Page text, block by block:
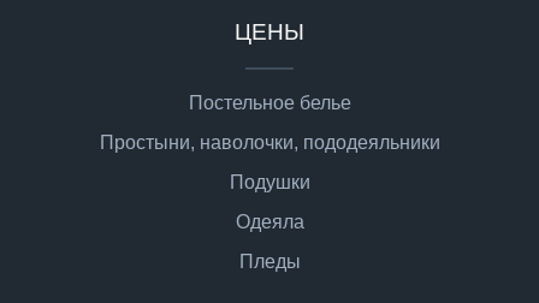
ЦЕНЫ
Постельное белье
Простыни, наволочки, пододеяльники
Подушки
Одеяла
Пледы